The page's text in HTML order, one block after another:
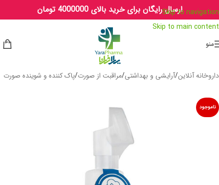
Skip to navigation
Skip to main content
ارسال رایگان برای خرید بالای 4000000 تومان
منو
داروخانه آنلاین/آرایشی و بهداشتی/مراقبت از صورت/پاک کننده و شوینده صورت
ناموجود